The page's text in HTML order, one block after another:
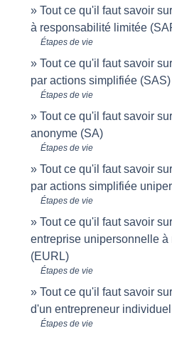
Tout ce qu'il faut savoir
à responsabilité limitée
Étapes de vie
Tout ce qu'il faut savoir
par actions simplifiée (SAS)
Étapes de vie
Tout ce qu'il faut savoir
anonyme (SA)
Étapes de vie
Tout ce qu'il faut savoir
par actions simplifiée
Étapes de vie
Tout ce qu'il faut savoir
entreprise unipersonnelle
(EURL)
Étapes de vie
Tout ce qu'il faut savoir
d'un entrepreneur individuel
Étapes de vie